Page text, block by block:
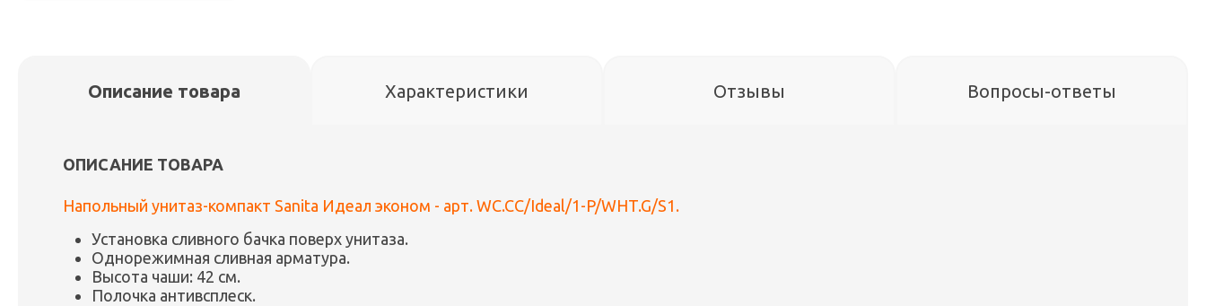
Описание товара Характеристики Отзывы Вопросы-ответы
ОПИСАНИЕ ТОВАРА
Напольный унитаз-компакт Sanita Идеал эконом - арт. WC.CC/Ideal/1-P/WHT.G/S1.
Установка сливного бачка поверх унитаза.
Однорежимная сливная арматура.
Высота чаши: 42 см.
Полочка антивсплеск.